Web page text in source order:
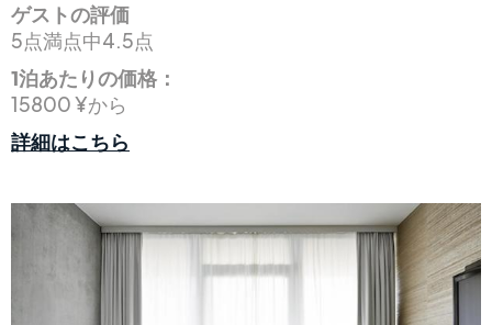
ゲストの評価
5点満点中4.5点
1泊あたりの価格：
15800 ¥から
詳細はこちら